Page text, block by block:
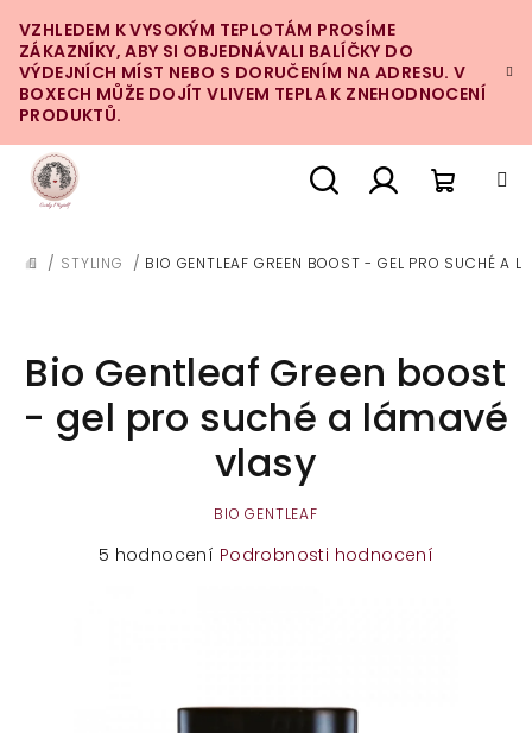
na
obsah
VZHLEDEM K VYSOKÝM TEPLOTÁM PROSÍME
ZÁKAZNÍKY, ABY SI OBJEDNÁVALI BALÍČKY DO
VÝDEJNÍCH MÍST NEBO S DORUČENÍM NA ADRESU. V
BOXECH MŮŽE DOJÍT VLIVEM TEPLA K ZNEHODNOCENÍ
PRODUKTŮ.
DOMŮ
/ STYLING / BIO GENTLEAF GREEN BOOST - GEL PRO SUCHÉ A
Bio Gentleaf Green boost
- gel pro suché a lámavé
vlasy
BIO GENTLEAF
Průměrné
hvězdiček.
5 hodnocení Podrobnosti hodnocení